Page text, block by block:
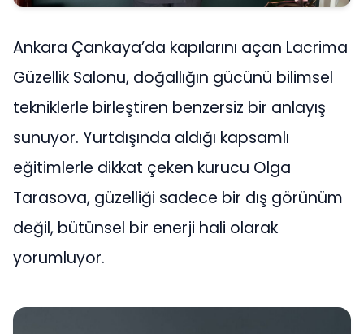
Ankara Çankaya’da kapılarını açan Lacrima
Güzellik Salonu, doğallığın gücünü bilimsel
tekniklerle birleştiren benzersiz bir anlayış
sunuyor. Yurtdışında aldığı kapsamlı
eğitimlerle dikkat çeken kurucu Olga
Tarasova, güzelliği sadece bir dış görünüm
değil, bütünsel bir enerji hali olarak
yorumluyor.